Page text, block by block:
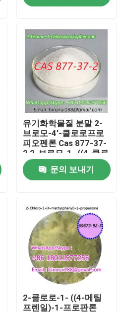
유기화학물질 분말 2-
브로모-4'-클로로프로
피오펜론 Cas 877-37-
2 2-브로모-1- ((4-클로
로페닐) 프로판-1-온
문의 보내기
2-클로로-1- ((4-메틸
프렌일)-1-프로판론